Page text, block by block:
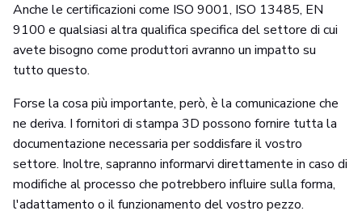
Anche le certificazioni come ISO 9001, ISO 13485, EN
9100 e qualsiasi altra qualifica specifica del settore di cui
avete bisogno come produttori avranno un impatto su
tutto questo.
Forse la cosa più importante, però, è la comunicazione che
ne deriva. I fornitori di stampa 3D possono fornire tutta la
documentazione necessaria per soddisfare il vostro
settore. Inoltre, sapranno informarvi direttamente in caso di
modifiche al processo che potrebbero influire sulla forma,
l'adattamento o il funzionamento del vostro pezzo.